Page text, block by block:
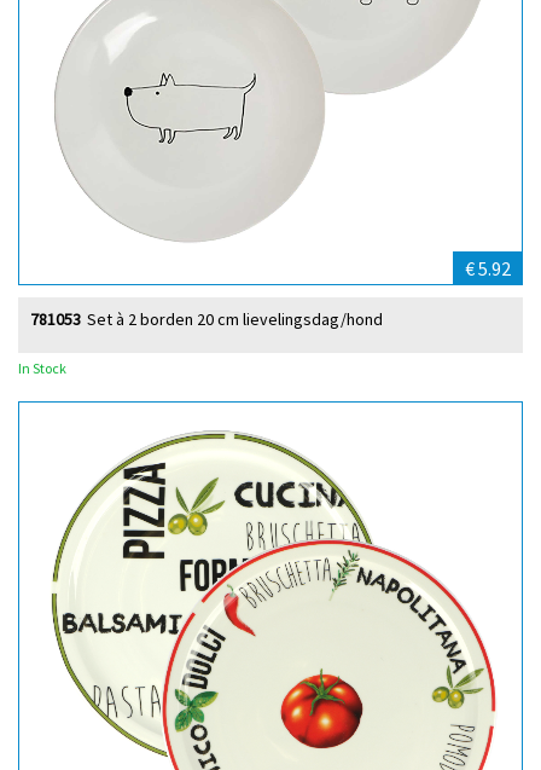
€ 5.92
Set à 2 borden 20 cm lievelingsdag/hond
781053
In Stock